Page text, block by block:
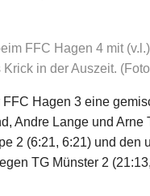
FFC Hagen 4 mit
Krick in der Auszeit.
FFC Hagen 3 eine
Andre Lange und
2 (6:21, 6:21) und
TG Münster 2